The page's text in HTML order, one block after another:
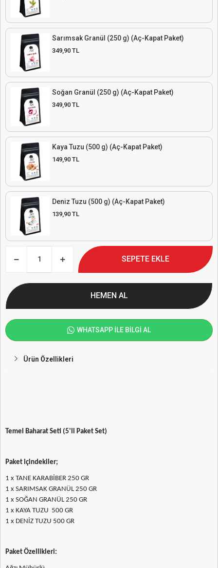
Sarımsak Granül (250 g) (Aç-Kapat Paket)
349,90 TL
Soğan Granül (250 g) (Aç-Kapat Paket)
349,90 TL
Kaya Tuzu (500 g) (Aç-Kapat Paket)
149,90 TL
Deniz Tuzu (500 g) (Aç-Kapat Paket)
139,90 TL
SEPETE EKLE
HEMEN AL
WHATSAPP İLE BİLGİ AL
Ürün Özellikleri
Temel Baharat Seti (5'li Paket Set)
Paket içindekiler;
1 x TANE KARABİBER 250 GR
1 x SARIMSAK GRANÜL 250 GR
1 x SOĞAN GRANÜL 250 GR
1 x KAYA TUZU 500 GR
1 x DENİZ TUZU 500 GR
Paket Özellikleri: